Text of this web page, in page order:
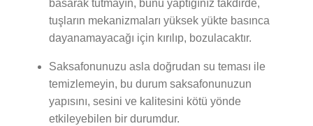
basarak tutmayın, bunu yaptığınız takdirde,
tuşların mekanizmaları yüksek yükte basınca
dayanamayacağı için kırılıp, bozulacaktır.
Saksafonunuzu asla doğrudan su teması ile
temizlemeyin, bu durum saksafonunuzun
yapısını, sesini ve kalitesini kötü yönde
etkileyebilen bir durumdur.